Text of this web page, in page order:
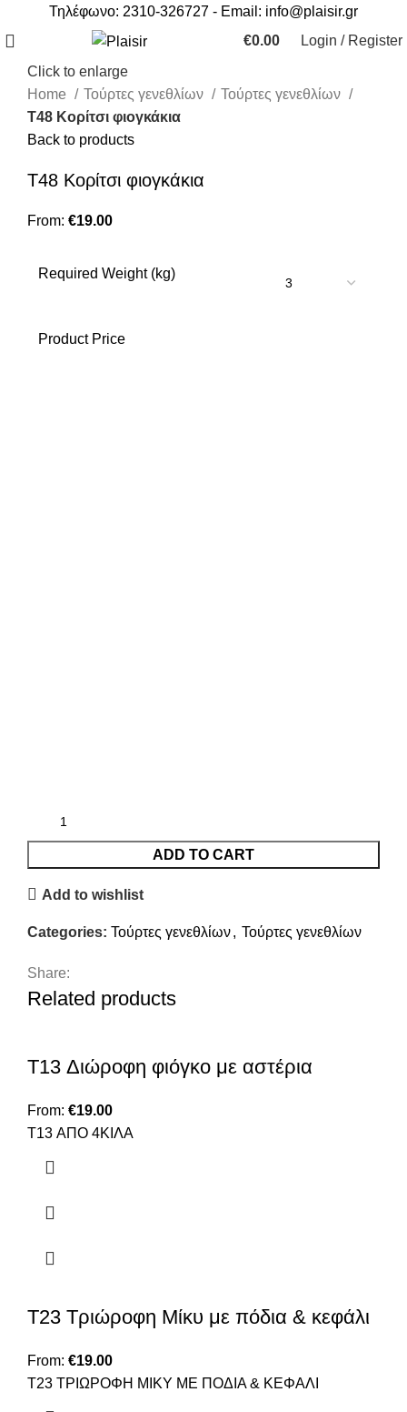
Τηλέφωνο: 2310-326727 - Email: info@plaisir.gr
€0.00 Login / Register
Click to enlarge
Home
Τούρτες γενεθλίων
Τούρτες γενεθλίων
Τ48 Κορίτσι φιογκάκια
Back to products
Τ48 Κορίτσι φιογκάκια
From: €19.00
Required Weight (kg)
Product Price
ADD TO CART
Add to wishlist
Categories: Τούρτες γενεθλίων, Τούρτες γενεθλίων
Share:
Related products
T13 Διώροφη φιόγκο με αστέρια
From: €19.00
T13 ΑΠΟ 4ΚΙΛΑ
T23 Τριώροφη Μίκυ με πόδια & κεφάλι
From: €19.00
T23 TΡΙΩΡΟΦΗ ΜΙΚΥ ΜΕ ΠΟΔΙΑ & ΚΕΦΑΛΙ